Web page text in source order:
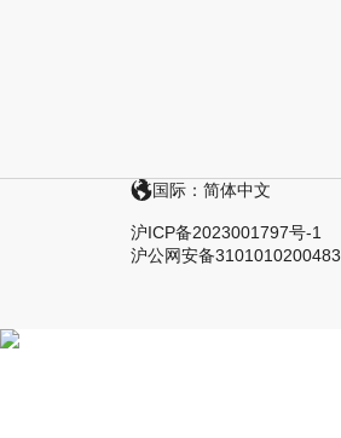
国际：简体中文
沪ICP备2023001797号-1
沪公网安备